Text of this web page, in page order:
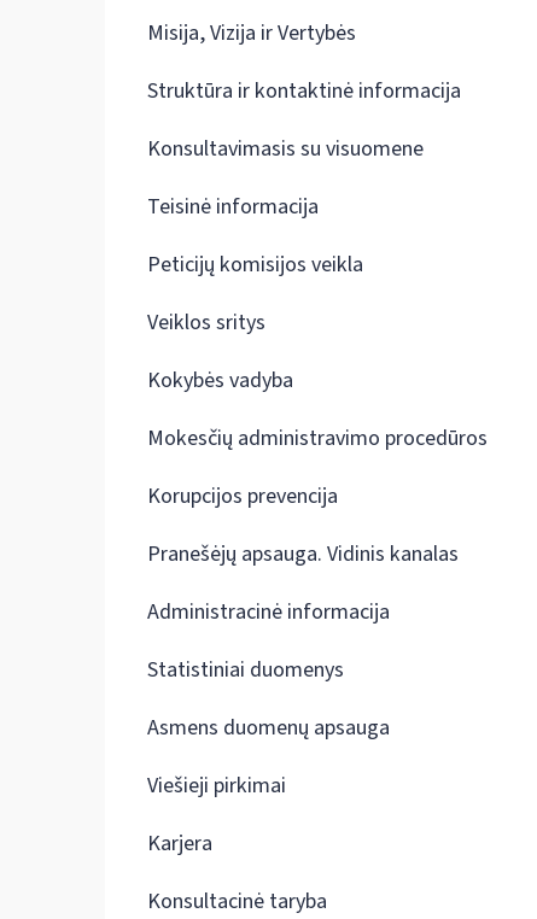
Misija, Vizija ir Vertybės
Struktūra ir kontaktinė informacija
Konsultavimasis su visuomene
Teisinė informacija
Peticijų komisijos veikla
Veiklos sritys
Kokybės vadyba
Mokesčių administravimo procedūros
Korupcijos prevencija
Pranešėjų apsauga. Vidinis kanalas
Administracinė informacija
Statistiniai duomenys
Asmens duomenų apsauga
Viešieji pirkimai
Karjera
Konsultacinė taryba